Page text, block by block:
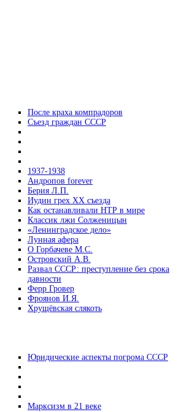
После краха компрадоров
Съезд граждан СССР
1937-1938
Андропов forever
Берия Л.П.
Иудин грех ХХ съезда
Как останавливали НТР в мире
Классик лжи Солженицын
«Ленинградское дело»
Лунная афера
О Горбачеве М.С.
Островский А.В.
Развал СССР: преступление без срока
давности
Ферр Гровер
Фроянов И.Я.
Хрущёвская слякоть
Юридические аспекты погрома СССР
Марксизм в 21 веке